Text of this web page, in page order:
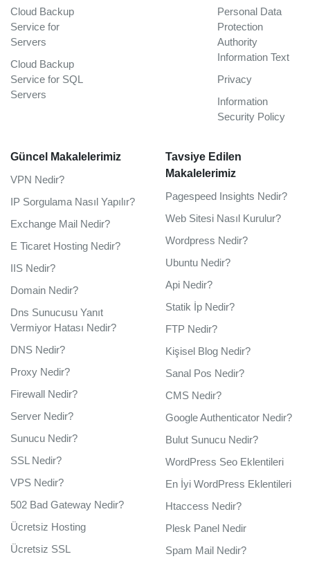
Cloud Backup
Service for
Servers
Cloud Backup
Service for SQL
Servers
Personal Data
Protection
Authority
Information Text
Privacy
Information
Security Policy
Güncel Makalelerimiz
VPN Nedir?
IP Sorgulama Nasıl Yapılır?
Exchange Mail Nedir?
E Ticaret Hosting Nedir?
IIS Nedir?
Domain Nedir?
Dns Sunucusu Yanıt
Vermiyor Hatası Nedir?
DNS Nedir?
Proxy Nedir?
Firewall Nedir?
Server Nedir?
Sunucu Nedir?
SSL Nedir?
VPS Nedir?
502 Bad Gateway Nedir?
Ücretsiz Hosting
Ücretsiz SSL
Tavsiye Edilen
Makalelerimiz
Pagespeed Insights Nedir?
Web Sitesi Nasıl Kurulur?
Wordpress Nedir?
Ubuntu Nedir?
Api Nedir?
Statik İp Nedir?
FTP Nedir?
Kişisel Blog Nedir?
Sanal Pos Nedir?
CMS Nedir?
Google Authenticator Nedir?
Bulut Sunucu Nedir?
WordPress Seo Eklentileri
En İyi WordPress Eklentileri
Htaccess Nedir?
Plesk Panel Nedir
Spam Mail Nedir?